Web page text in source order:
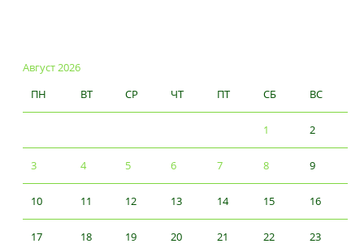
Август 2026
ПН
ВТ СР ЧТ ПТ СБ ВС
1 2
3 4 5 6 7 8 9
10 11 12 13 14 15 16
17 18 19 20 21 22 23